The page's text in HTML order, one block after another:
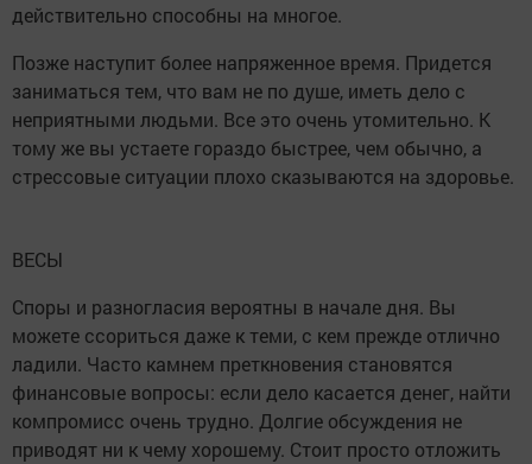
действительно способны на многое.
Позже наступит более напряженное время. Придется
заниматься тем, что вам не по душе, иметь дело с
неприятными людьми. Все это очень утомительно. К
тому же вы устаете гораздо быстрее, чем обычно, а
стрессовые ситуации плохо сказываются на здоровье.
ВЕСЫ
Споры и разногласия вероятны в начале дня. Вы
можете ссориться даже к теми, с кем прежде отлично
ладили. Часто камнем преткновения становятся
финансовые вопросы: если дело касается денег, найти
компромисс очень трудно. Долгие обсуждения не
приводят ни к чему хорошему. Стоит просто отложить